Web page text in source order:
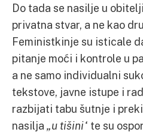
Do tada se nasilje u
privatna stvar, a ne kao
Feministkinje su isticale
pitanje moći i kontrole u
a ne samo individualni
tekstove, javne istupe i
razbijati tabu šutnje i
nasilja „u tišini“ te su